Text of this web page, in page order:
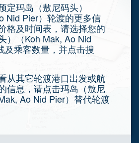
定玛岛（敖尼码头）
Nid Pier）轮渡的更多信
格及时间表，请选择您的
）（Koh Mak, Ao Nid
及乘客数量，并点击搜
从其它轮渡港口出发或航
信息，请点击玛岛（敖尼
Ao Nid Pier）替代轮渡